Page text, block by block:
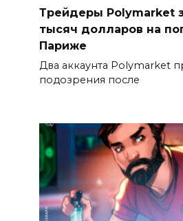
Трейдеры Polymarket
тысяч долларов на
Париже
Два аккаунта Polymarket
подозрения после